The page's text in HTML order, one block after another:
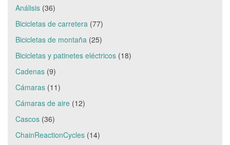
Análisis (36)
Bicicletas de carretera (77)
Bicicletas de montaña (25)
Bicicletas y patinetes eléctricos (18)
Cadenas (9)
Cámaras (11)
Cámaras de aire (12)
Cascos (36)
ChainReactionCycles (14)